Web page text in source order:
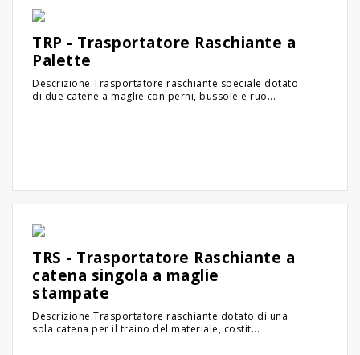
TRP - Trasportatore Raschiante a
Palette
Descrizione:Trasportatore raschiante speciale dotato
di due catene a maglie con perni, bussole e ruo...
TRS - Trasportatore Raschiante a
catena singola a maglie
stampate
Descrizione:Trasportatore raschiante dotato di una
sola catena per il traino del materiale, costit...